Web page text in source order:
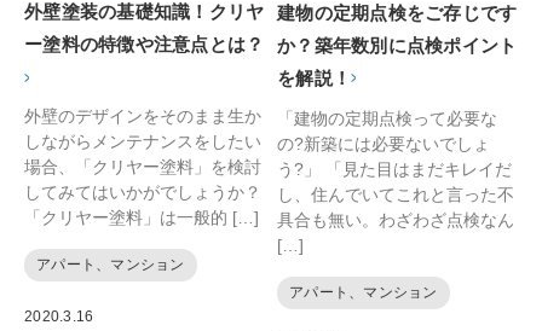
外壁塗装の基礎知識！クリヤ
ー塗料の特徴や注意点とは？
外壁のデザインをそのまま生か
しながらメンテナンスをしたい
場合、「クリヤー塗料」を検討
してみてはいかがでしょうか？
「クリヤー塗料」は一般的 […]
アパート、マンション
2020.3.16
建物の定期点検をご存じです
か？築年数別に点検ポイント
を解説！
「建物の定期点検って必要な
の?新築には必要ないでしょ
う?」 「見た目はまだキレイだ
し、住んでいてこれと言った不
具合も無い。わざわざ点検なん
[…]
アパート、マンション